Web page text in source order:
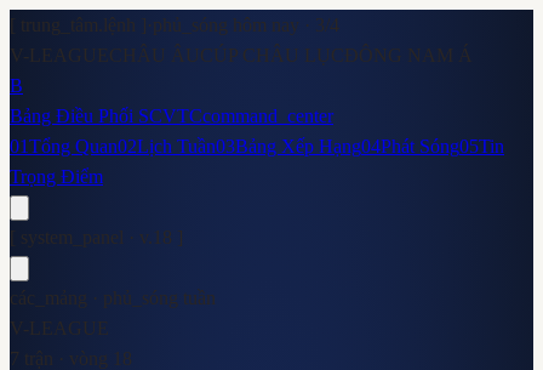
[ trung_tâm.lệnh ]·phủ_sóng hôm nay · 3/4
V-LEAGUE CHÂU ÂUCÚP CHÂU LỤCĐÔNG NAM Á
B
Bảng Điều Phối SCVTCcommand_center
01Tổng Quan02Lịch Tuần03Bảng Xếp Hạng04Phát Sóng05Tin
Trọng Điểm
[ system_panel · v.18 ]
các_mảng · phủ_sóng tuần
V-LEAGUE
7 trận · vòng 18